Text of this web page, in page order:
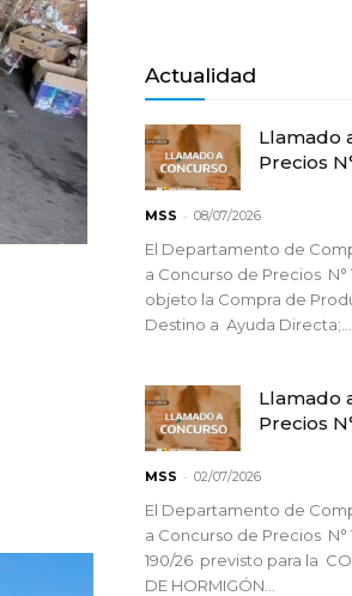
Actualidad
Llamado
Precios
MSS - 08/07/2026
El Departamento de
a Concurso de Precios
objeto la Compra de
Destino a Ayuda Directa;...
Llamado
Precios
MSS - 02/07/2026
El Departamento de
a Concurso de Precios N°
190/26 previsto para la
DE HORMIGÓN...